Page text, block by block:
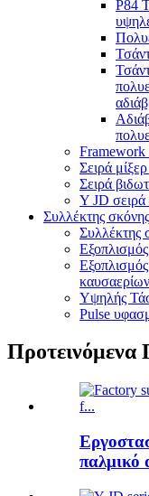
P84
Σειρά
Σειρά
Y JD
Συλλέκτης σκόνης
Συλλέκτης
καυσαερίων
Υψηλής
Pulse
Προτεινόμενα
παλμικό